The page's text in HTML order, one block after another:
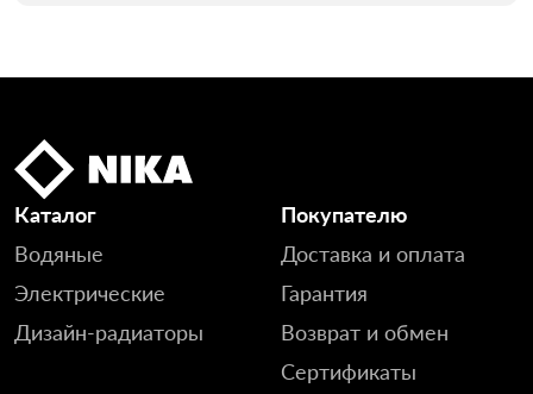
Каталог
Водяные
Электрические
Дизайн-радиаторы
Покупателю
Доставка и оплата
Гарантия
Возврат и обмен
Сертификаты